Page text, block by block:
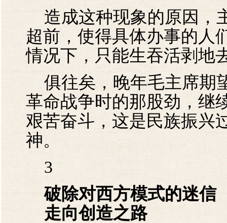
造成这种现象的原因，
超前，使得具体办事的人
情况下，只能生吞活剥地
俱往矣，晚年毛主席期
革命战争时的那股劲，继
艰苦奋斗，这是民族振兴
神。
3
破除对西方模式的迷信
走向创造之路